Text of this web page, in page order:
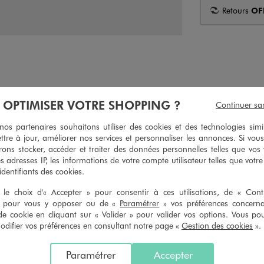
Retours
une touche d’audace aux tenues des petites filles. Largement
sur une semelle crantée offrant une parfaite adhérence. Desnu-
OPTIMISER VOTRE SHOPPING ?
partenaires souhaitons utiliser des cookies et des technologies
à jour, améliorer nos services et personnaliser les annonces. Si
stocker, accéder et traiter des données personnelles telles que vos
adresses IP, les informations de votre compte utilisateur telles que
des cookies.
le choix d'« Accepter » pour consentir à ces utilisations, de «
pour vous y opposer ou de « Paramétrer » vos préférences
cookie en cliquant sur « Valider » pour valider vos options. Vous
vos préférences en consultant notre page « Gestion des cookies ».
Accepter
Paramétrer
Continuer